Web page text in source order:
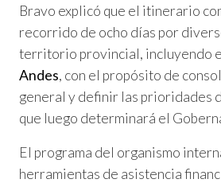
Bravo explicó que el itinerario
recorrido de ocho días por
territorio provincial, incluyendo
Andes, con el propósito de
general y definir las prioridades
que luego determinará el
El programa del organismo
herramientas de asistencia